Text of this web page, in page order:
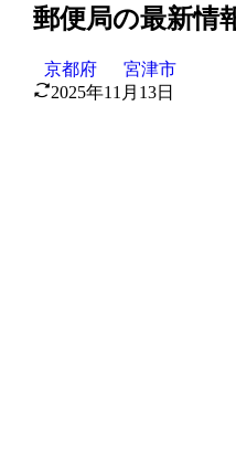
郵便局の最新情
京都府
宮津市
2025年11月13日